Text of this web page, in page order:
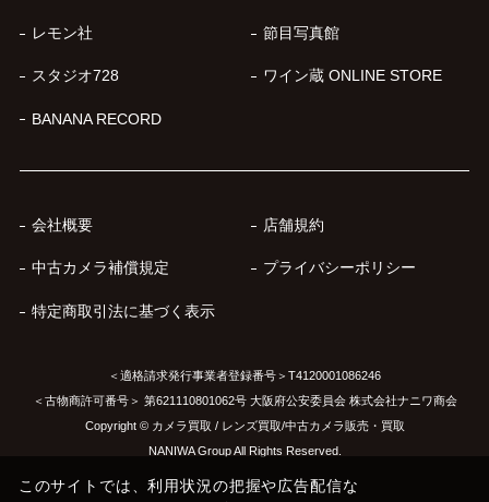
レモン社 節目写真館
スタジオ728 ワイン蔵 ONLINE STORE
BANANA RECORD
会社概要 店舗規約
中古カメラ補償規定 プライバシーポリシー
特定商取引法に基づく表示
＜適格請求発行事業者登録番号＞T4120001086246
＜古物商許可番号＞ 第621110801062号 大阪府公安委員会 株式会社ナニワ商会
Copyright © カメラ買取 / レンズ買取/中古カメラ販売・買取
NANIWA Group All Rights Reserved.
このサイトでは、利用状況の把握や広告配信な